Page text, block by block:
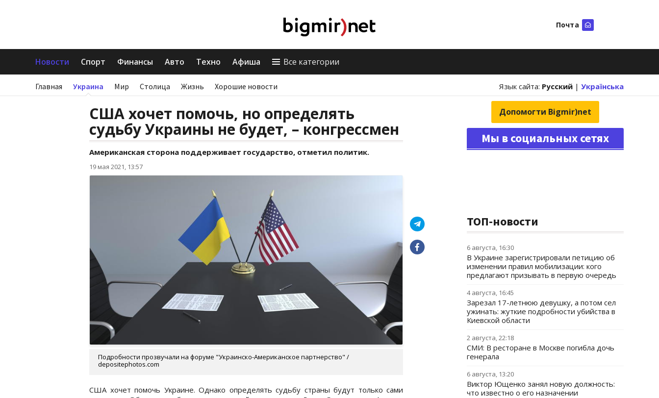
Почта
Новости Спорт Финансы Авто Техно Афиша Все категории
Главная Украина Мир Столица Жизнь Хорошие новости Язык сайта: Русский | Українська
США хочет помочь, но определять
судьбу Украины не будет, – конгрессмен
Американская сторона поддерживает государство, отметил политик.
19 мая 2021, 13:57
Подробности прозвучали на форуме "Украинско-Американское партнерство" /
depositephotos.com
США хочет помочь Украине. Однако определять судьбу страны будут только сами
Допомогти Bigmir)net
Мы в социальных сетях
ТОП-новости
6 августа, 16:30
В Украине зарегистрировали петицию об
изменении правил мобилизации: кого
предлагают призывать в первую очередь
4 августа, 16:45
Зарезал 17-летнюю девушку, а потом сел
ужинать: жуткие подробности убийства в
Киевской области
2 августа, 22:18
СМИ: В ресторане в Москве погибла дочь
генерала
6 августа, 13:20
Виктор Ющенко занял новую должность:
что известно о его назначении